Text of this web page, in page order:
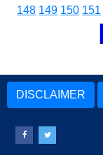
148 149 150 151
DISCLAIMER